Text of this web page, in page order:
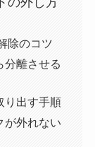
除のコツ
分離させる
り出す手順
が外れない